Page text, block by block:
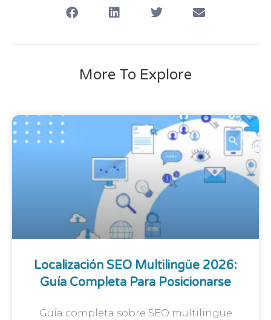
More To Explore
Localización SEO Multilingüe 2026:
Guía Completa Para Posicionarse
Guía completa sobre SEO multilingüe